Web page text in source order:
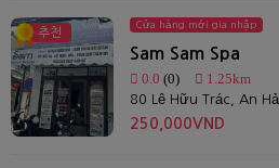
추천
Cửa hàng mới gia nhập
Sam Sam Spa
0.0 (0) 1.25km
80 Lê Hữu Trác, An
250,000VND